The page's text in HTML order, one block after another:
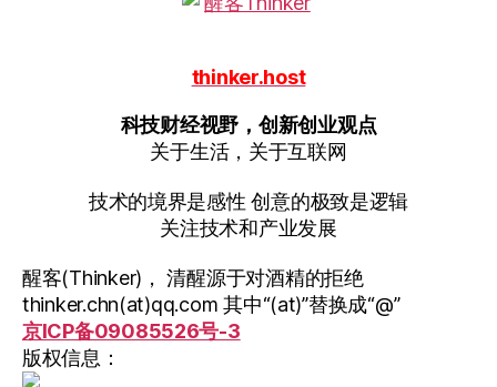
thinker.host
科技财经视野，创新创业观点
关于生活，关于互联网
技术的境界是感性 创意的极致是逻辑
关注技术和产业发展
醒客(Thinker)， 清醒源于对酒精的拒绝
thinker.chn(at)qq.com 其中“(at)”替换成“@”
京ICP备09085526号-3
版权信息：